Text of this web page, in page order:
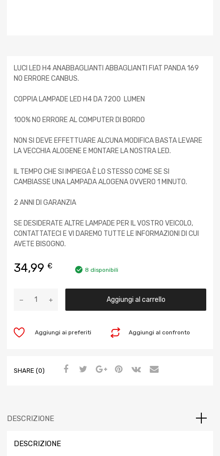
LUCI LED H4 ANABBAGLIANTI ABBAGLIANTI FIAT PANDA 169
NO ERRORE CANBUS.
COPPIA LAMPADE LED H4 DA 7200 LUMEN
100% NO ERRORE AL COMPUTER DI BORDO
NON SI DEVE EFFETTUARE ALCUNA MODIFICA BASTA LEVARE
LA VECCHIA ALOGENE E MONTARE LA NOSTRA LED.
IL TEMPO CHE SI IMPIEGA È LO STESSO COME SE SI
CAMBIASSE UNA LAMPADA ALOGENA OVVERO 1 MINUTO.
2 ANNI DI GARANZIA
SE DESIDERATE ALTRE LAMPADE PER IL VOSTRO VEICOLO,
CONTATTATECI E VI DAREMO TUTTE LE INFORMAZIONI DI CUI
AVETE BISOGNO.
34,99 € 8 disponibili
Aggiungi al carrello
Aggiungi al confronto
Aggiungi ai preferiti
SHARE (0)
DESCRIZIONE
DESCRIZIONE